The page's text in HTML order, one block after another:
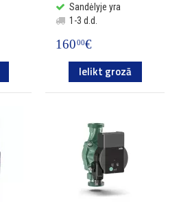
Sandėlyje yra
1-3 d.d.
16000€
Ielikt grozā